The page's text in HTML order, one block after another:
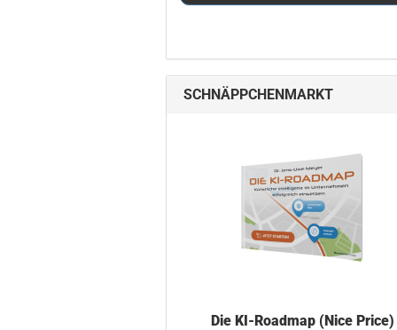
SCHNÄPPCHENMARKT
Die KI-​Roadmap (Nice Price)